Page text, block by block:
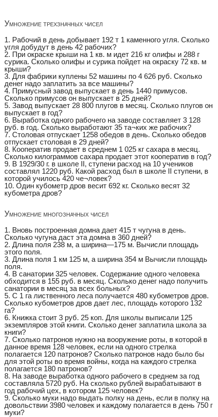
Умножение трехзначных чисел
1. Рабочий в день добывает 192 т 1 каменного угля. Сколько
угля добудут в день 42 рабочих?
2. При окраске крыши на 1 кв. м идет 216 кг олифы и 288 г
сурика. Сколько олифы и сурика пойдет на окраску 72 кв. м
крыши?
3. Для фабрики куплены 52 машины по 4 626 руб. Сколько
денег надо заплатить за все машины?
4. Примусный завод выпускает в день 1440 примусов.
Сколько примусов он выпускает в 25 дней?
5. Завод выпускает 28 800 плугов в месяц. Сколько плугов он
выпускает в год?
6. Выработка одного рабочего на заводе составляет 3 128
руб. в год. Сколько выработают 35 та¬ких же рабочих?
7. Столовая отпускает 1258 обедов в день. Сколько обедов
отпускает столовая в 29 дней?
8. Кооператив продает в среднем 1 025 кг сахара в месяц.
Сколько килограммов сахара продает этот кооператив в год?
9. В 1929/30 г. в школе II, ступени расход на 10 учеников
составлял 1220 руб. Какой расход был в школе II ступени, в
которой училось 420 че¬ловек?
10. Один кубометр дров весит 692 кг. Сколько весят 32
кубометра дров?
Умножение многозначных чисел
1. Вновь построенная домна дает 415 т чугуна в день.
Сколько чугуна даст эта домна в 360 дней?
2. Длина поля 238 м, а ширина—175 м. Вычисли площадь
этого поля.
3. Длина поля 1 км 125 м, а ширина 354 м Вычисли площадь
поля.
4. В санатории 325 человек. Содержание одного человека
обходится в 155 руб. в месяц. Сколько денег надо получить
санатории в месяц за всех больных?
5. С 1 га лиственного леса получается 480 кубометров дров.
Сколько кубометров дров дает лес, площадь которого 132
га?
6. Книжка стоит 3 руб. 25 коп. Для школы выписали 125
экземпляров этой книги. Сколько денег заплатила школа за
книги?
7. Сколько патронов нужно на вооружение роты, в которой в
данное время 128 человек, если на одного стрелка
полагается 120 патронов? Сколько патронов надо было бы
для этой роты во время войны, когда на каждого стрелка
полагается 180 патронов?
8. На заводе выработка одного рабочего в среднем за год
составляла 5720 руб. На сколько рублей вырабатывают в
год рабочий цех, в котором 125 человек?
9. Сколько муки надо выдать полку на день, если в полку на
довольствии 3980 человек и каждому полагается в день 750 г
муки?